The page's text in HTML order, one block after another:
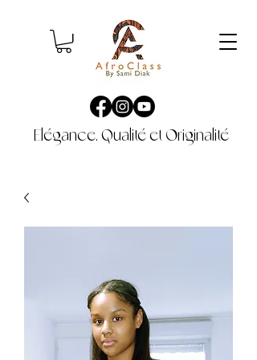
Elégance, Qualité et Originalité